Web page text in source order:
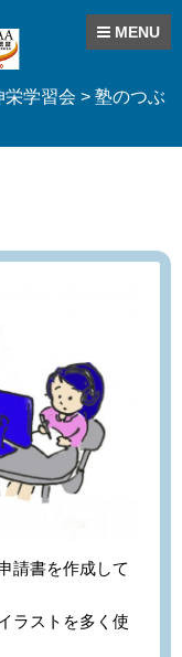
MENU
栄学習会 > 塾のつぶ
請書を作成して
ラストを多く使